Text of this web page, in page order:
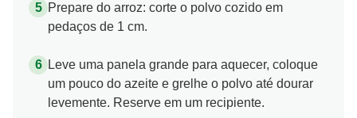
Prepare do arroz: corte o polvo cozido em
pedaços de 1 cm.
Leve uma panela grande para aquecer, coloque
um pouco do azeite e grelhe o polvo até dourar
levemente. Reserve em um recipiente.